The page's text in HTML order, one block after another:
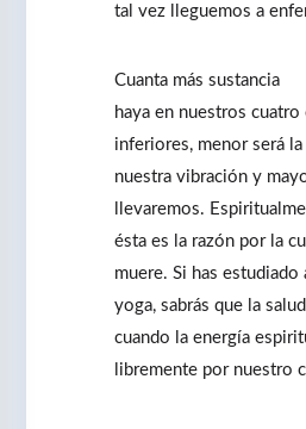
tal vez lleguemos a
Cuanta más sustancia
haya en nuestros cuatro
inferiores, menor será
nuestra vibración y
llevaremos.
ésta es la razón por la
muere. Si has estudiado
yoga, sabrás que la
cuando la energía
libremente por nuestro